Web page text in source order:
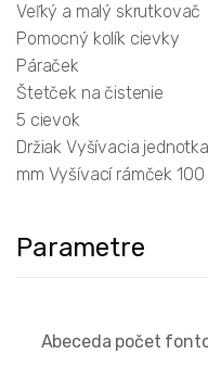
Veľký a malý skrutkovač
Pomocný kolík cievky
Páraček
Štetček na čistenie
5 cievok
Držiak Vyšívacia
mm Vyšívací rámček 100
Parametre
Abeceda počet